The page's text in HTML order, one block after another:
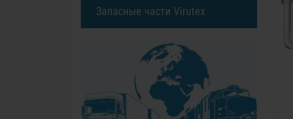
Запасные части Virutex